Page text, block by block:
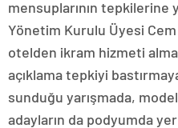
mensuplarının tepkilerine
Yönetim Kurulu Üyesi
otelden ikram hizmeti
açıklama tepkiyi
sunduğu yarışmada,
adayların da podyumda